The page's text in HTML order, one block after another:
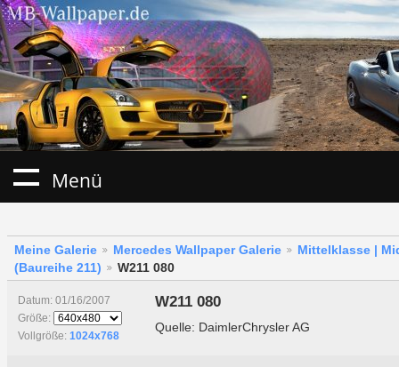
Menü
Meine Galerie Mercedes Wallpaper Galerie
Mittelklasse |
(Baureihe 211)
W211 080
Datum: 01/16/2007
Größe:
Vollgröße: 1024x768
W211 080
Quelle: DaimlerChrysler AG